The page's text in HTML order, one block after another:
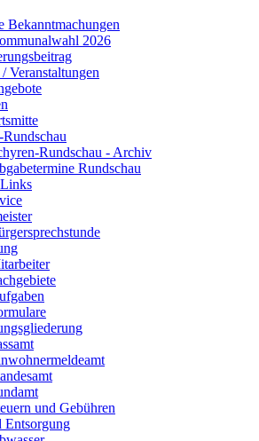
Bekanntmachungen
2026
Veranstaltungen
Rundschau - Archiv
Rundschau
und Gebühren
Entsorgung